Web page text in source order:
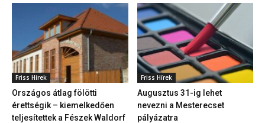
Friss Hírek
Országos átlag fölötti
érettségik – kiemelkedően
teljesítettek a Fészek Waldorf
Friss Hírek
Augusztus 31-ig lehet
nevezni a Mesterecset
pályázatra